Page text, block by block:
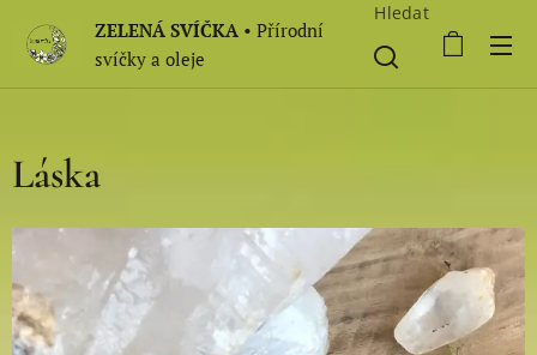
ZELENÁ SVÍČKA • Přírodní
svíčky a oleje
Hledat
Láska